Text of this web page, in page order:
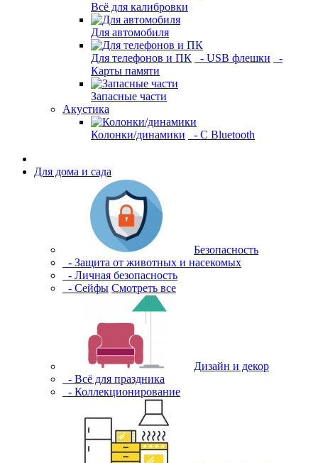
Всё для калибровки
Для автомобиля
Для телефонов и ПК - USB флешки
-
Карты памяти
Запасные части
Акустика
Колонки/динамики - С Bluetooth
Для дома и сада
Безопасность
- Защита от животных и насекомых
- Личная безопасность
- Сейфы Смотреть все
Дизайн и декор
- Всё для праздника
- Коллекционирование